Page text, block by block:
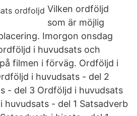
Vilken ordföljd
som är möjlig
Imorgon onsdag
i huvudsats och
filmen i förväg. Ordföljd i
i huvudsats - del 2
- del 3 Ordföljd i huvudsats
huvudsats - del 1 Satsadverb